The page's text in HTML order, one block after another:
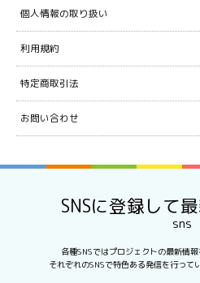
個人情報の取り扱い
利用規約
特定商取引法
お問い合わせ
SNSに登録して
sns
各種SNSではプロジェクトの最新情
それぞれのSNSで特色ある発信を行って